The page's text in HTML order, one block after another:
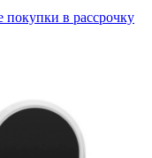
в рассрочку